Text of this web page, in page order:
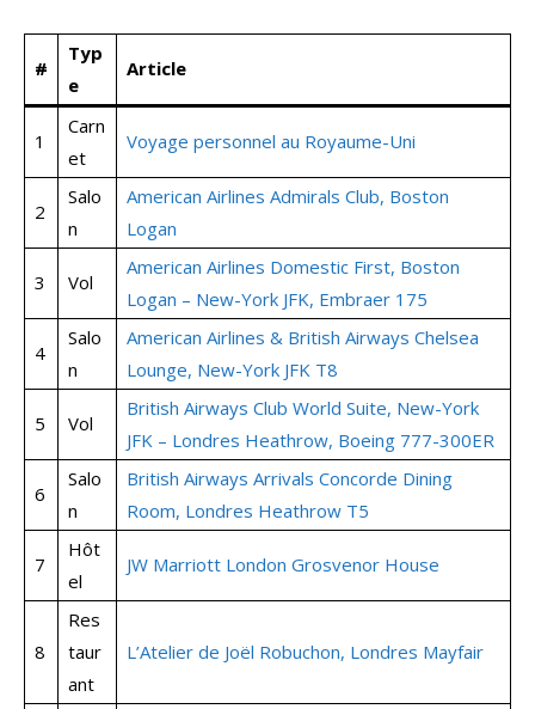
#
Typ
e
Article
1
Carn
et
Voyage personnel au Royaume-Uni
2
Salo
n
American Airlines Admirals Club, Boston
Logan
3 Vol
American Airlines Domestic First, Boston
Logan – New-York JFK, Embraer 175
4
Salo
n
American Airlines & British Airways Chelsea
Lounge, New-York JFK T8
5 Vol
British Airways Club World Suite, New-York
JFK – Londres Heathrow, Boeing 777-300ER
6
Salo
n
British Airways Arrivals Concorde Dining
Room, Londres Heathrow T5
7
Hôt
el
JW Marriott London Grosvenor House
8
Res
taur
ant
L’Atelier de Joël Robuchon, Londres Mayfair